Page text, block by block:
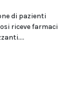
di pazienti
riceve farmaci